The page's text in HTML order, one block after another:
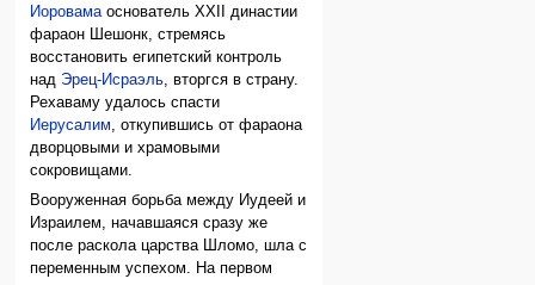
Иоровамаоснователь XXII династии
фараон Шешонк, стремясь
восстановить египетский контроль
над Эрец-Исраэль, вторгся в страну.
Рехаваму удалось спасти
Иерусалим, откупившись от фараона
дворцовыми и храмовыми
сокровищами.
Вооруженная борьба между Иудеей и
Израилем, начавшаяся сразу же
после раскола царства Шломо, шла с
переменным успехом. На первом